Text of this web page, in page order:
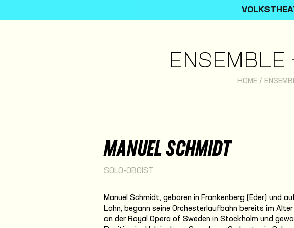
ENSEMBLE
HOME /
MANUEL SCHMIDT
SOLO-OBOIST
Manuel Schmidt, geboren in Frankenberg (Eder) und
Lahn, begann seine Orchesterlaufbahn bereits im
an der Royal Opera of Sweden in Stockholm und